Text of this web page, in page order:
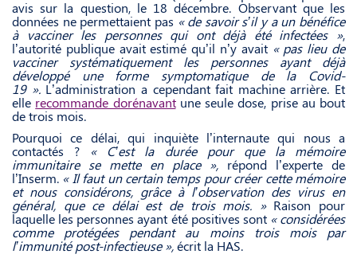
avis sur la question, le 18 décembre. Observant que les
données ne permettaient pas « de savoir s’il y a un bénéfice
à vacciner les personnes qui ont déjà été infectées »,
l’autorité publique avait estimé qu’il n’y avait « pas lieu de
vacciner systématiquement les personnes ayant déjà
développé une forme symptomatique de la Covid-
19 ». L’administration a cependant fait machine arrière. Et
elle recommande dorénavantune seule dose, prise au bout
de trois mois.
Pourquoi ce délai, qui inquiète l’internaute qui nous a
contactés ? « C’est la durée pour que la mémoire
immunitaire se mette en place », répond l’experte de
l’Inserm. « Il faut un certain temps pour créer cette mémoire
et nous considérons, grâce à l’observation des virus en
général, que ce délai est de trois mois. » Raison pour
laquelle les personnes ayant été positives sont « considérées
comme protégées pendant au moins trois mois par
l’immunité post-infectieuse »,écrit la HAS.